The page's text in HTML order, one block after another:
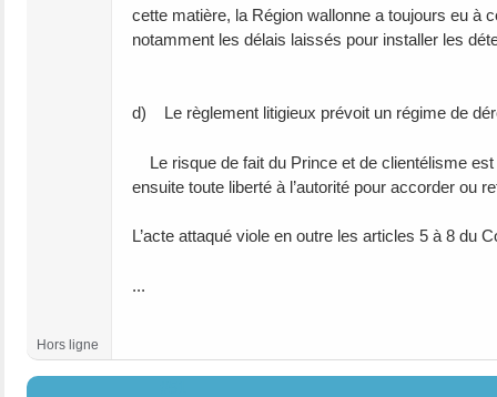
cette matière, la Région wallonne a toujours eu
notamment les délais laissés pour installer les
d) Le règlement litigieux prévoit un régime de
Le risque de fait du Prince et de clientélisme
ensuite toute liberté à l’autorité pour accorder ou
L’acte attaqué viole en outre les articles 5 à 8 du
...
Hors ligne